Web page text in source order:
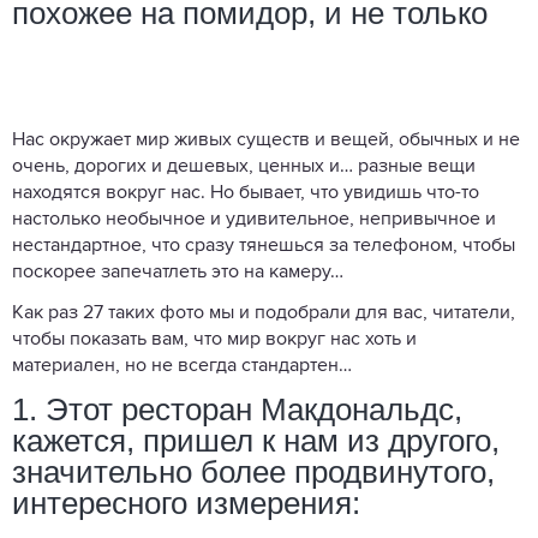
похожее на помидор, и не только
Нас окружает мир живых существ и вещей, обычных и не
очень, дорогих и дешевых, ценных и… разные вещи
находятся вокруг нас. Но бывает, что увидишь что-то
настолько необычное и удивительное, непривычное и
нестандартное, что сразу тянешься за телефоном, чтобы
поскорее запечатлеть это на камеру…
Как раз 27 таких фото мы и подобрали для вас, читатели,
чтобы показать вам, что мир вокруг нас хоть и
материален, но не всегда стандартен…
1. Этот ресторан Макдональдс,
кажется, пришел к нам из другого,
значительно более продвинутого,
интересного измерения: